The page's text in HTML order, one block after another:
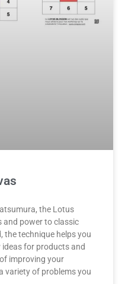
the Lotus
and power to classic
the technique helps you
for products and
improving your
variety of problems you